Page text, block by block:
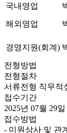
국내영업
해외영업
경영지원(회계)
전형방법
전형절차
서류전형 직무적
접수기간
2025년 07월 29
접수방법
- 미원상사 및 관